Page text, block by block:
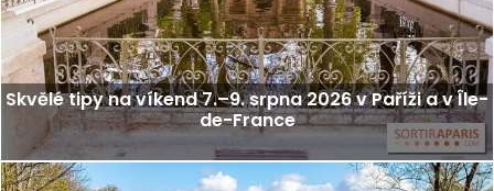
Skvělé tipy na víkend 7.–9. srpna 2026 v Paříži a v Île-
de-France